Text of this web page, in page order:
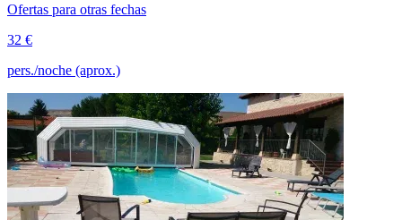
Ofertas para otras fechas
32 €
pers./noche (aprox.)